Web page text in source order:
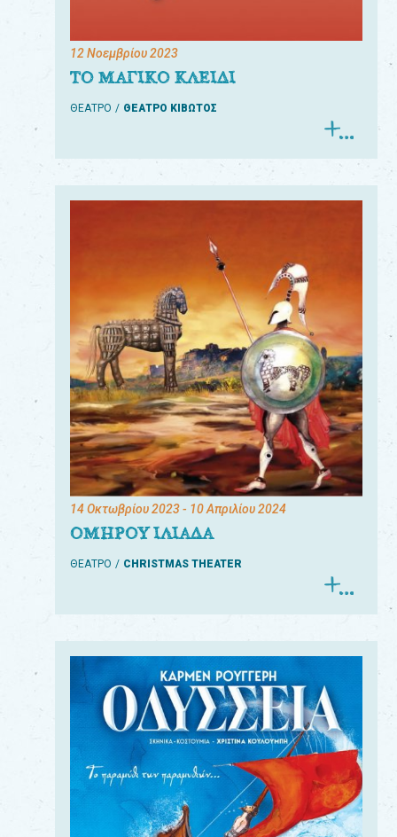
12 Νοεμβρίου 2023
ΤΟ ΜΑΓΙΚΟ ΚΛΕΙΔΙ
ΘΕΑΤΡΟ ΘΕΑΤΡΟ ΚΙΒΩΤΟΣ
14 Οκτωβρίου 2023- 10 Απριλίου 2024
ΟΜΗΡΟΥ ΙΛΙΑΔΑ
ΘΕΑΤΡΟ CHRISTMAS THEATER